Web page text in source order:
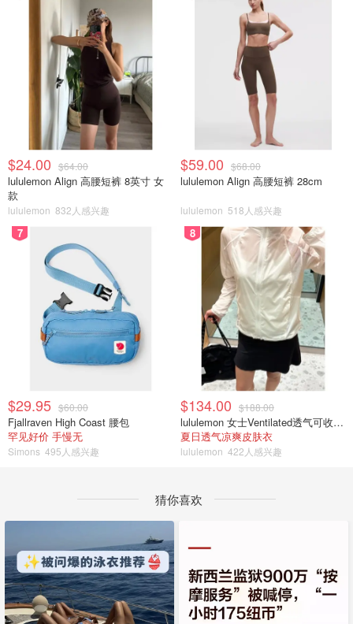
$24.00 $64.00
lululemon Align 高腰短裤 8英寸 女
款
lululemon 832人感兴趣
$59.00 $68.00
lululemon Align 高腰短裤 28cm
lululemon 518人感兴趣
7
$29.95 $60.00
Fjallraven High Coast 腰包
罕见好价 手慢无
Simons 495人感兴趣
8
$134.00 $188.00
lululemon 女士Ventilated透气可收纳跑步夹克
夏日透气凉爽皮肤衣
lululemon 422人感兴趣
猜你喜欢